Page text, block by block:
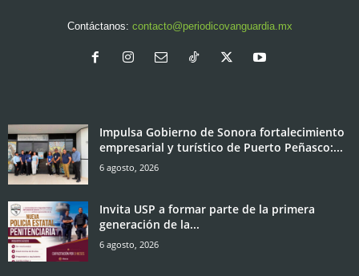
Contáctanos: contacto@periodicovanguardia.mx
Impulsa Gobierno de Sonora fortalecimiento
empresarial y turístico de Puerto Peñasco:...
6 agosto, 2026
Invita USP a formar parte de la primera
generación de la...
6 agosto, 2026